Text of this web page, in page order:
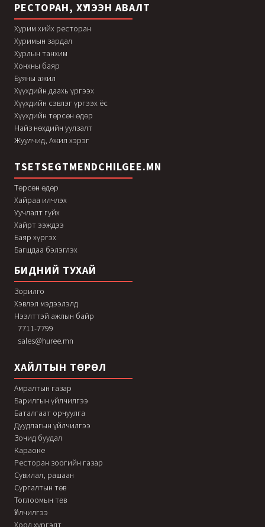
РЕСТОРАН, ХҮЛЭЭН АВАЛТ
Хурим хийх ресторан
Хуримын зардал
Хурлын танхим
Хонхны баяр
Буяны ажил
Хүүхдийн даахь үргээх
Хүүхдийн сэвлэг үргээх ёс
Хүүхдийн төрсөн өдөр
Найз нөхдийн уулзалт
Жуулчид, Ажил хэрэг
TSETSEGTMENDCHILGEE.MN
Төрсөн өдөр
Хайраа илчлэх
Уучлалт гуйх
Хайрт ээждээ
Баяр хүргэх
Багшдаа бэлэглэх
БИДНИЙ ТУХАЙ
Зорилго
Хэвлэл мэдээлэлд
Нээлттэй ажлын байр
7711-7799
sales@huree.mn
ХАЙЛТЫН ТӨРӨЛ
Амралтын газар
Барилгын үйлчилгээ
Баталгаат орчуулга
Дуудлагын үйлчилгээ
Зочид буудал
Караоке
Ресторан зоогийн газар
Сувилал, рашаан
Сургалтын төв
Тоглоомын төв
Үйлчилгээ
Хоол хүргэлт